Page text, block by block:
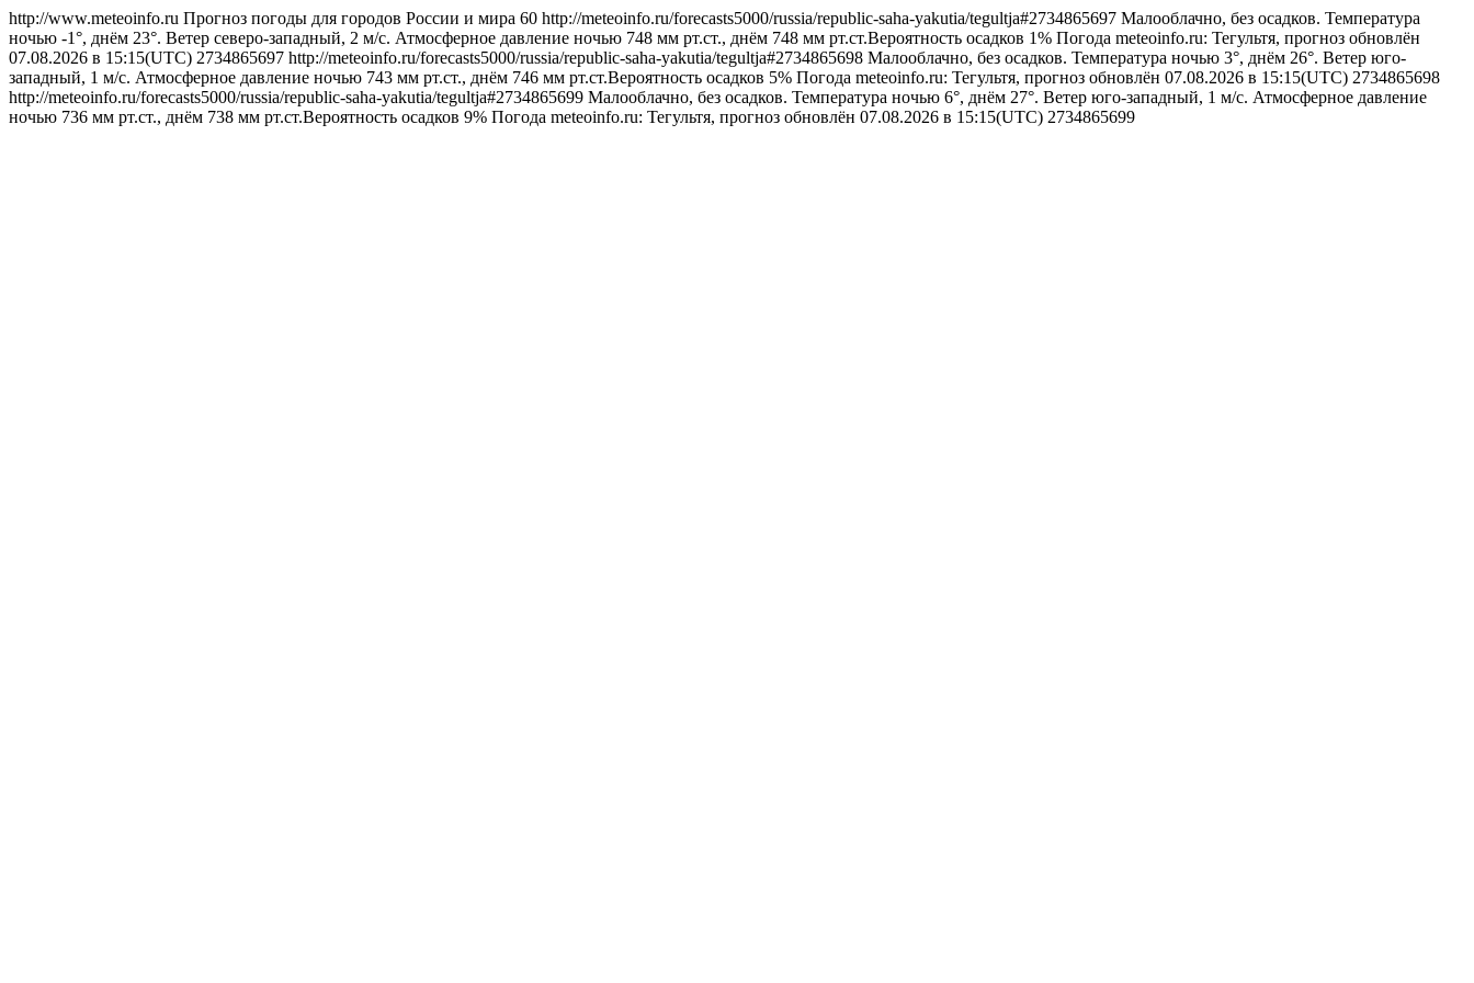
http://www.meteoinfo.ru Прогноз погоды для городов России и мира 60 http://meteoinfo.ru/forecasts5000/russia/republic-saha-yakutia/tegultja#2734865697 Малооблачно, без осадков. Температура
ночью -1°, днём 23°. Ветер северо-западный, 2 м/с. Атмосферное давление ночью 748 мм рт.ст., днём 748 мм рт.ст.Вероятность осадков 1% Погода meteoinfo.ru: Тегультя, прогноз обновлён
07.08.2026 в 15:15(UTC) 2734865697 http://meteoinfo.ru/forecasts5000/russia/republic-saha-yakutia/tegultja#2734865698 Малооблачно, без осадков. Температура ночью 3°, днём 26°. Ветер юго-
западный, 1 м/с. Атмосферное давление ночью 743 мм рт.ст., днём 746 мм рт.ст.Вероятность осадков 5% Погода meteoinfo.ru: Тегультя, прогноз обновлён 07.08.2026 в 15:15(UTC) 2734865698
http://meteoinfo.ru/forecasts5000/russia/republic-saha-yakutia/tegultja#2734865699 Малооблачно, без осадков. Температура ночью 6°, днём 27°. Ветер юго-западный, 1 м/с. Атмосферное давление
ночью 736 мм рт.ст., днём 738 мм рт.ст.Вероятность осадков 9% Погода meteoinfo.ru: Тегультя, прогноз обновлён 07.08.2026 в 15:15(UTC) 2734865699